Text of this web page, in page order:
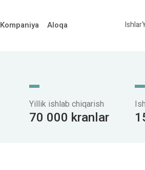
Kompaniya Aloqa Ishlar
Yillik ishlab chiqarish
70 000 kranlar